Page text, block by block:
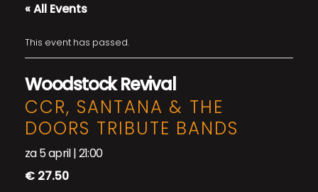
« All Events
This event has passed.
Woodstock Revival
CCR, SANTANA & THE
DOORS TRIBUTE BANDS
za 5 april | 21:00
€ 27.50